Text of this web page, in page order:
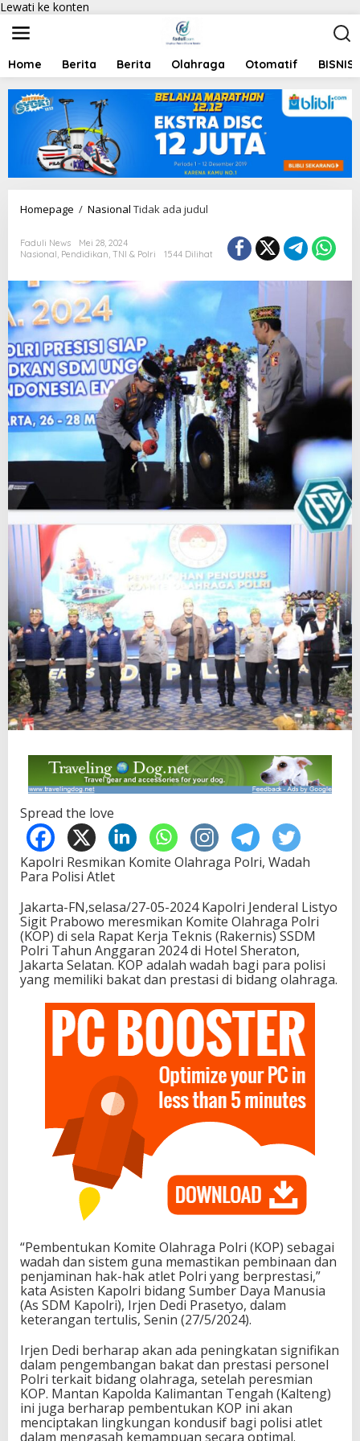
Lewati ke konten
Home Berita Berita Olahraga Otomatif BISNIS
Homepage / Nasional Tidak ada judul
Faduli News
Mei 28, 2024
Nasional, Pendidikan, TNI & Polri 1544 Dilihat
Spread the love
Kapolri Resmikan Komite Olahraga Polri, Wadah
Para Polisi Atlet
Jakarta-FN,selasa/27-05-2024 Kapolri Jenderal Listyo
Sigit Prabowo meresmikan Komite Olahraga Polri
(KOP) di sela Rapat Kerja Teknis (Rakernis) SSDM
Polri Tahun Anggaran 2024 di Hotel Sheraton,
Jakarta Selatan. KOP adalah wadah bagi para polisi
yang memiliki bakat dan prestasi di bidang olahraga.
“Pembentukan Komite Olahraga Polri (KOP) sebagai
wadah dan sistem guna memastikan pembinaan dan
penjaminan hak-hak atlet Polri yang berprestasi,”
kata Asisten Kapolri bidang Sumber Daya Manusia
(As SDM Kapolri), Irjen Dedi Prasetyo, dalam
keterangan tertulis, Senin (27/5/2024).
Irjen Dedi berharap akan ada peningkatan signifikan
dalam pengembangan bakat dan prestasi personel
Polri terkait bidang olahraga, setelah peresmian
KOP. Mantan Kapolda Kalimantan Tengah (Kalteng)
ini juga berharap pembentukan KOP ini akan
menciptakan lingkungan kondusif bagi polisi atlet
dalam mengasah kemampuan secara optimal.